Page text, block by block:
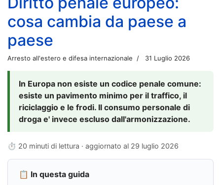
cosa cambia da paese a
paese
Arresto all'estero e difesa internazionale 31 Luglio 2026
In Europa non esiste un codice penale comune:
esiste un pavimento minimo per il traffico, il
riciclaggio e le frodi. Il consumo personale di
droga e' invece escluso dall'armonizzazione.
⏱ 20 minuti di lettura · aggiornato al 29 luglio 2026
📋 In questa guida